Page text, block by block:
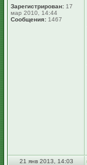
Зарегистрирован: 17
мар 2010, 14:44
Сообщения: 1467
21 янв 2013, 14:03